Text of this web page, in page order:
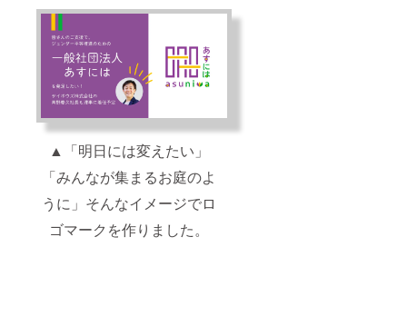
▲「明日には変えたい」
「みんなが集まるお庭のよ
うに」そんなイメージでロ
ゴマークを作りました。